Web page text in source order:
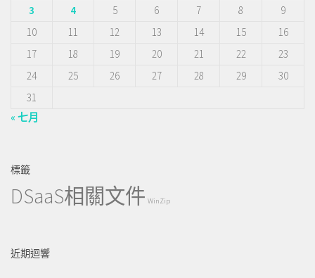
3
4 5 6 7 8
9
10
11 12 13 14 15
16
17
18 19 20 21 22
23
24
25 26 27 28 29
30
31
« 七月
標籤
DSaaS相關文件 WinZip
近期迴響